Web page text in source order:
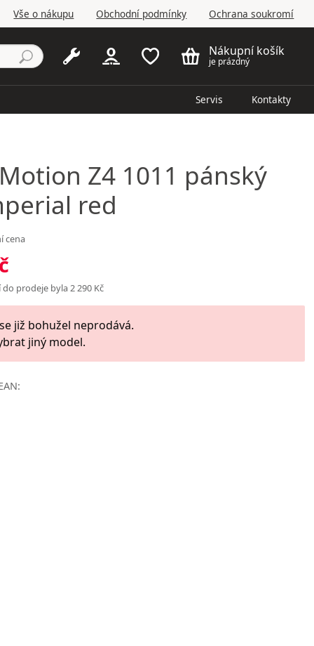
Vše o nákupu Obchodní podmínky Ochrana soukromí
Nákupní košík
je prázdný
Servis Kontakty
Motion Z4 1011 pánský
red
cena
prodeje byla 2 290 Kč
již bohužel neprodává.
jiný model.